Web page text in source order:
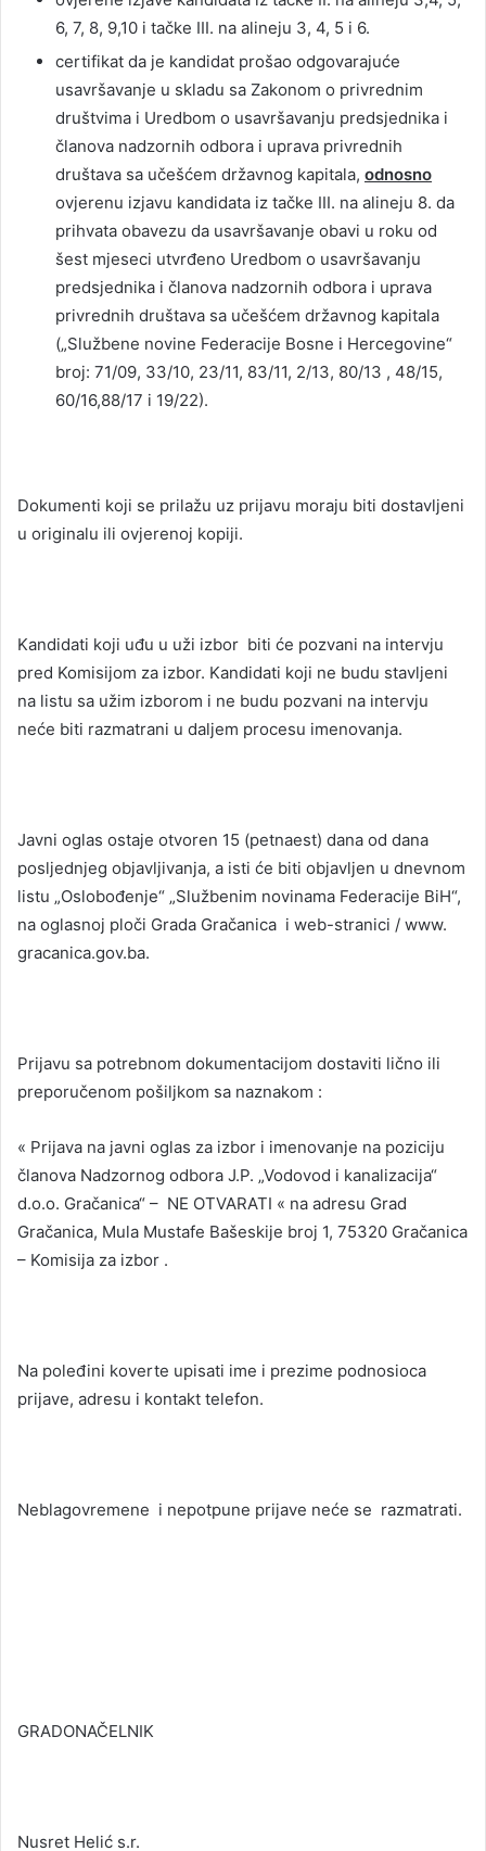
6, 7, 8, 9,10 i tačke III. na alineju 3, 4, 5 i 6.
certifikat da je kandidat prošao odgovarajuće
usavršavanje u skladu sa Zakonom o privrednim
društvima i Uredbom o usavršavanju predsjednika i
članova nadzornih odbora i uprava privrednih
društava sa učešćem državnog kapitala, odnosno
ovjerenu izjavu kandidata iz tačke III. na alineju 8. da
prihvata obavezu da usavršavanje obavi u roku od
šest mjeseci utvrđeno Uredbom o usavršavanju
predsjednika i članova nadzornih odbora i uprava
privrednih društava sa učešćem državnog kapitala
(„Službene novine Federacije Bosne i Hercegovine“
broj: 71/09, 33/10, 23/11, 83/11, 2/13, 80/13 , 48/15,
60/16,88/17 i 19/22).
Dokumenti koji se prilažu uz prijavu moraju biti dostavljeni
u originalu ili ovjerenoj kopiji.
Kandidati koji uđu u uži izbor biti će pozvani na intervju
pred Komisijom za izbor. Kandidati koji ne budu stavljeni
na listu sa užim izborom i ne budu pozvani na intervju
neće biti razmatrani u daljem procesu imenovanja.
Javni oglas ostaje otvoren 15 (petnaest) dana od dana
posljednjeg objavljivanja, a isti će biti objavljen u dnevnom
listu „Oslobođenje“ „Službenim novinama Federacije BiH“,
na oglasnoj ploči Grada Gračanica i web-stranici / www.
gracanica.gov.ba.
Prijavu sa potrebnom dokumentacijom dostaviti lično ili
preporučenom pošiljkom sa naznakom :
« Prijava na javni oglas za izbor i imenovanje na poziciju
članova Nadzornog odbora J.P. „Vodovod i kanalizacija“
d.o.o. Gračanica“ – NE OTVARATI « na adresu Grad
Gračanica, Mula Mustafe Bašeskije broj 1, 75320 Gračanica
– Komisija za izbor .
Na poleđini koverte upisati ime i prezime podnosioca
prijave, adresu i kontakt telefon.
Neblagovremene i nepotpune prijave neće se razmatrati.
GRADONAČELNIK
Nusret Helić s.r.